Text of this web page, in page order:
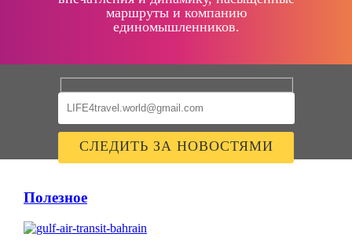
маршруты и компанию
единомышленников.
Полезное